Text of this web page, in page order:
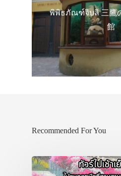
พิพิธภัณฑ์จิบลิ 三鷹
館
Recommended For You